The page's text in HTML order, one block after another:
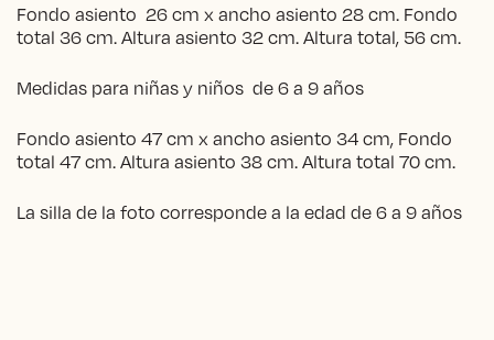
Fondo asiento 26 cm x ancho asiento 28 cm. Fondo
total 36 cm. Altura asiento 32 cm. Altura total, 56 cm.
Medidas para niñas y niños de 6 a 9 años
Fondo asiento 47 cm x ancho asiento 34 cm, Fondo
total 47 cm. Altura asiento 38 cm. Altura total 70 cm.
La silla de la foto corresponde a la edad de 6 a 9 años